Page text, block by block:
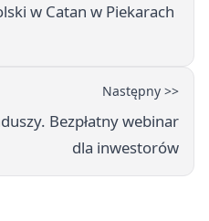
w Catan w Piekarach
Następny >>
Bezpłatny webinar
dla inwestorów